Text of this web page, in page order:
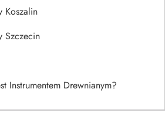
Koszalin
Szczecin
Instrumentem Drewnianym?